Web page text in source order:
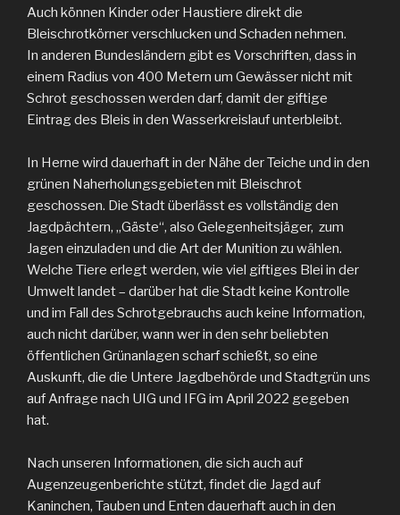
Auch können Kinder oder Haustiere direkt die
Bleischrotkörner verschlucken und Schaden nehmen.
In anderen Bundesländern gibt es Vorschriften, dass in
einem Radius von 400 Metern um Gewässer nicht mit
Schrot geschossen werden darf, damit der giftige
Eintrag des Bleis in den Wasserkreislauf unterbleibt.
In Herne wird dauerhaft in der Nähe der Teiche und in den
grünen Naherholungsgebieten mit Bleischrot
geschossen. Die Stadt überlässt es vollständig den
Jagdpächtern, „Gäste“, also Gelegenheitsjäger, zum
Jagen einzuladen und die Art der Munition zu wählen.
Welche Tiere erlegt werden, wie viel giftiges Blei in der
Umwelt landet – darüber hat die Stadt keine Kontrolle
und im Fall des Schrotgebrauchs auch keine Information,
auch nicht darüber, wann wer in den sehr beliebten
öffentlichen Grünanlagen scharf schießt, so eine
Auskunft, die die Untere Jagdbehörde und Stadtgrün uns
auf Anfrage nach UIG und IFG im April 2022 gegeben
hat.
Nach unseren Informationen, die sich auch auf
Augenzeugenberichte stützt, findet die Jagd auf
Kaninchen, Tauben und Enten dauerhaft auch in den